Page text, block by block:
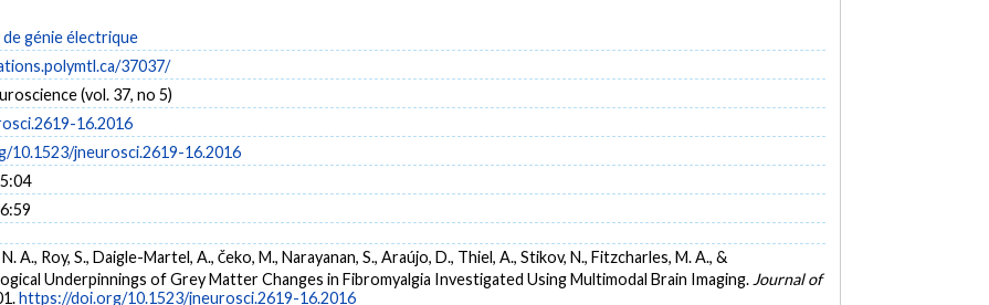
génie électrique
37037/
(vol. 37, no 5)
16.2016
10.1523/jneurosci.2619-16.2016
A., Roy, S., Daigle-Martel, A., Čeko, M., Narayanan, S., Araújo, D., Thiel, A., Stikov, N., Fitzcharles, M. A., &
Underpinnings of Grey Matter Changes in Fibromyalgia Investigated Using Multimodal Brain Imaging. Journal of
https://doi.org/10.1523/jneurosci.2619-16.2016